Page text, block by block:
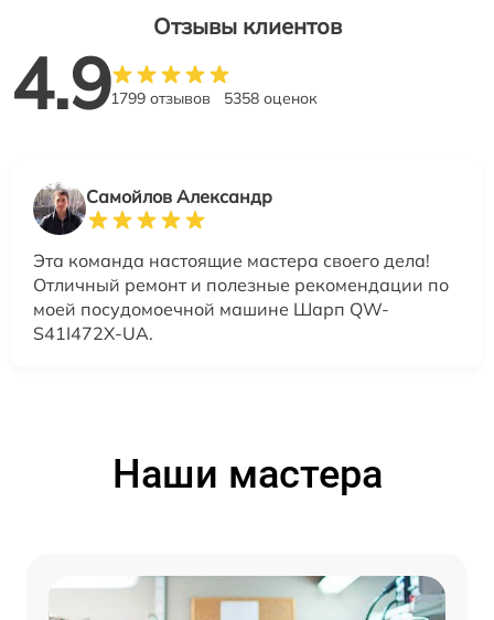
Отзывы клиентов
4.91799 отзывов 5358 оценок
Самойлов Александр
Эта команда настоящие мастера своего дела!
Отличный ремонт и полезные рекомендации по
моей посудомоечной машине Шарп QW-
S41I472X-UA.
Наши мастера